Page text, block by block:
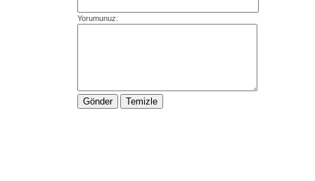
Yorumunuz: